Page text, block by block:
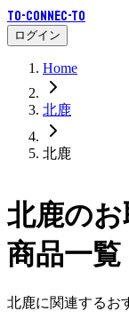
To-Connec-TO
ログイン
Home
北鹿
北鹿
北鹿のお
商品一覧
北鹿に関連するお